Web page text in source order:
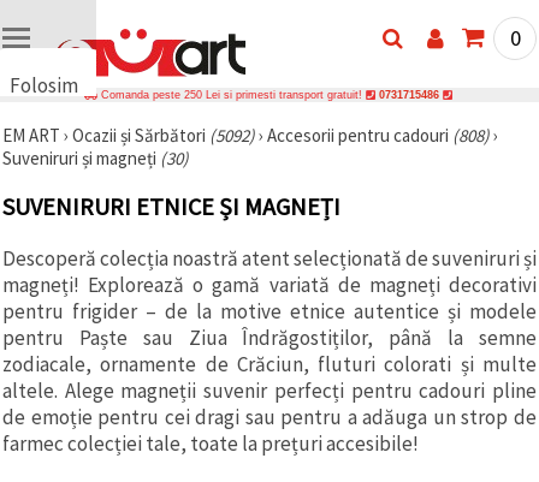
Folosim
uri
🍪 Folosim
și
similare
pentru a
asigura
funcționarea
corectă a
site-ului,
pentru a vă
îmbunătăți
experiența
și, cu
acordul
0
Comanda peste 250 Lei si primesti transport gratuit! 0731715486
EM ART › Ocazii și Sărbători (5092)› Accesorii pentru cadouri (808)›
Suveniruri și magneți (30)
SUVENIRURI ETNICE ȘI MAGNEȚI
Descoperă colecția noastră atent selecționată de suveniruri și
magneți! Explorează o gamă variată de magneți decorativi
pentru frigider – de la motive etnice autentice și modele
pentru Paște sau Ziua Îndrăgostiților, până la semne
zodiacale, ornamente de Crăciun, fluturi colorati și multe
altele. Alege magneții suvenir perfecți pentru cadouri pline
de emoție pentru cei dragi sau pentru a adăuga un strop de
farmec colecției tale, toate la prețuri accesibile!